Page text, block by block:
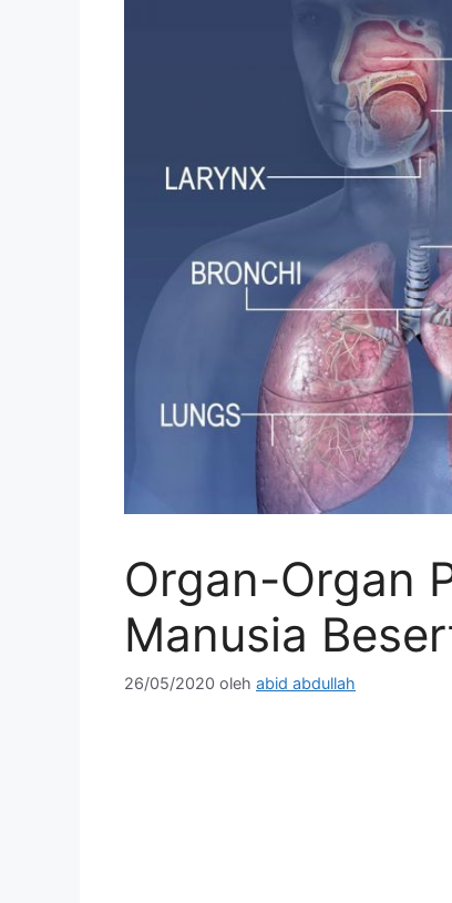
Organ-Organ
Manusia
26/05/2020 oleh abid abdullah